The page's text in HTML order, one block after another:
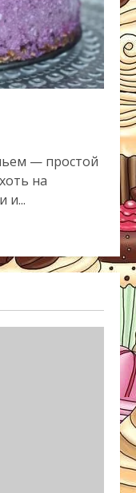
— простой
на
и...